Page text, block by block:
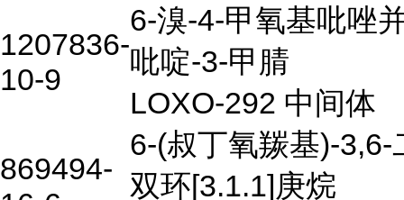
1207836-
10-9
6-溴-4-甲氧基吡唑
吡啶-3-甲腈
LOXO-292 中间体
869494-
6-(叔丁氧羰基)-3,6-
双环[3.1.1]庚烷